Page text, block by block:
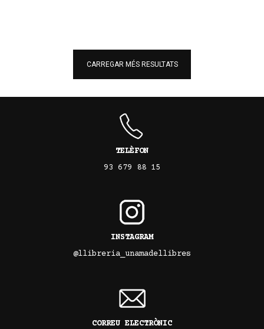
CARREGAR MÉS RESULTATS
TELÈFON
93 679 88 15
INSTAGRAM
@llibreria_unamadellibres
CORREU ELECTRÒNIC